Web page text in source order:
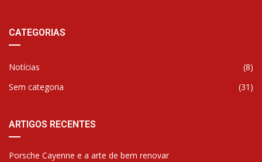
CATEGORIAS
Notícias
(8)
Sem categoria
(31)
ARTIGOS RECENTES
Porsche Cayenne e a arte de bem renovar